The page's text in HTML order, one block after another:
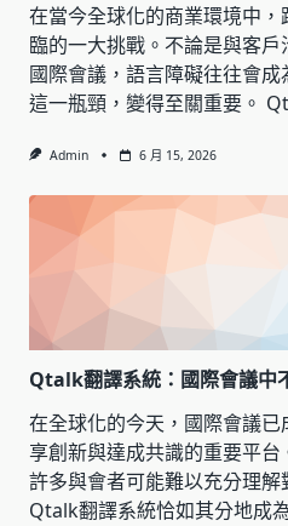
在當今全球化的商業環境中
臨的一大挑戰。不論是與客
國際會議，語言障礙往往會
這一瓶頸，變得至關重要。
Admin 6 月 15, 2026
Qtalk翻譯系統：國際會議中
在全球化的今天，國際會議
享創新與達成共識的重要平台
許多與會者可能難以充分理解
Qtalk翻譯系統恰如其分地成